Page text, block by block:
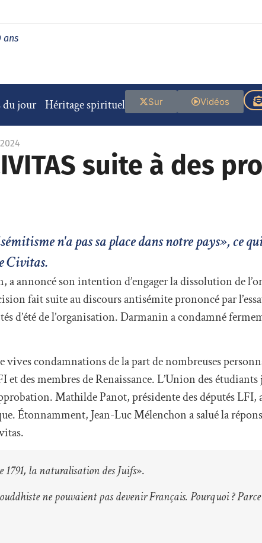
ans
du jour Héritage spirituel Vidéos
Sur
suite à des
n'a pas sa place dans notre pays», ce
Civitas.
annoncé son intention d’engager la dissolution de
fait suite au discours antisémite prononcé par
d’été de l’organisation. Darmanin a condamné
vives condamnations de la part de nombreuses
des membres de Renaissance. L’Union des
Mathilde Panot, présidente des députés LFI,
Étonnamment, Jean-Luc Mélenchon a salué la
1791, la naturalisation des Juifs».
ne pouvaient pas devenir Français. Pourquoi ?